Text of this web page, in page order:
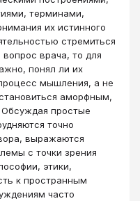
терминами,
их истинного
стремиться
врача, то для
понял ли их
мышления, а не
аморфным,
простые
точно
выражаются
с точки зрения
этики,
к пространным
часто